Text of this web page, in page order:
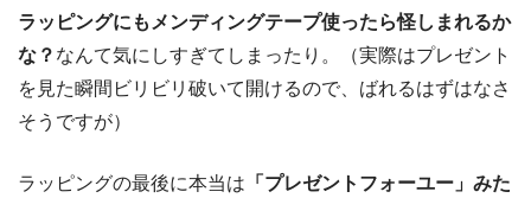
ラッピングにもメンディングテープ使ったら怪しまれるか
な？ なんて気にしすぎてしまったり。（実際はプレゼント
を見た瞬間ビリビリ破いて開けるので、ばれるはずはなさ
そうですが）
ラッピングの最後に本当は 「プレゼントフォーユー」みた